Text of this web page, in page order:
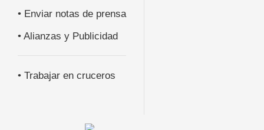
• Enviar notas de prensa
• Alianzas y Publicidad
• Trabajar en cruceros